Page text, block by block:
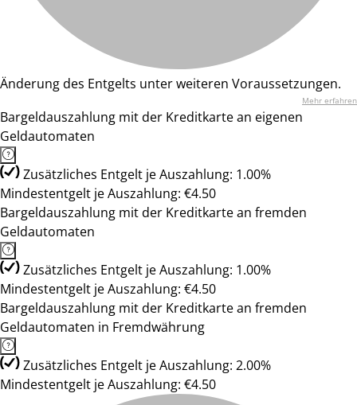
Änderung des Entgelts unter weiteren Voraussetzungen.
Mehr erfahren
Bargeldauszahlung mit der Kreditkarte an eigenen
Geldautomaten
Zusätzliches Entgelt je Auszahlung: 1.00%
Mindestentgelt je Auszahlung: €4.50
Bargeldauszahlung mit der Kreditkarte an fremden
Geldautomaten
Zusätzliches Entgelt je Auszahlung: 1.00%
Mindestentgelt je Auszahlung: €4.50
Bargeldauszahlung mit der Kreditkarte an fremden
Geldautomaten in Fremdwährung
Zusätzliches Entgelt je Auszahlung: 2.00%
Mindestentgelt je Auszahlung: €4.50